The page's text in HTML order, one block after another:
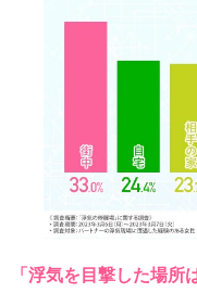
「浮気を目撃した場所